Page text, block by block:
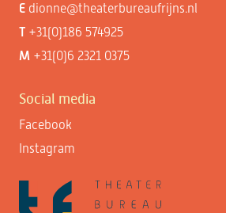
E dionne@theaterbureaufrijns.nl
T +31(0)186 574925
M +31(0)6 2321 0375
Social media
Facebook
Instagram